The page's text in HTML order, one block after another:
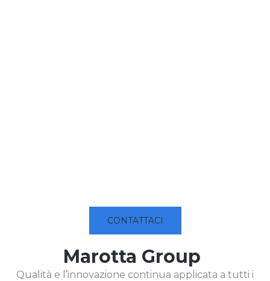
CONTATTACI
Marotta Group
Qualità e l’innovazione continua applicata a tutti i